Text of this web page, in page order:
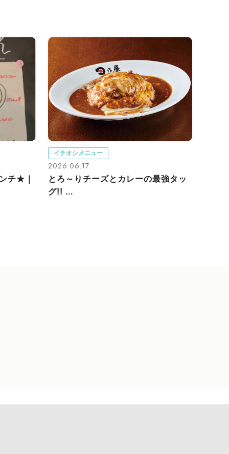
チ★｜
イチオシメニュー
2026.06.17
とろ～りチーズとカレーの最強タッ
グ!! ...